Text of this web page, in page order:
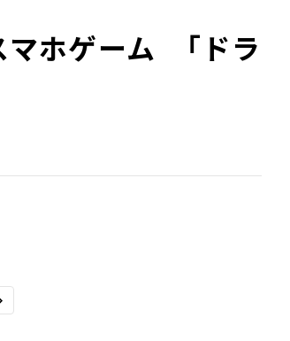
マホゲーム 「ドラ